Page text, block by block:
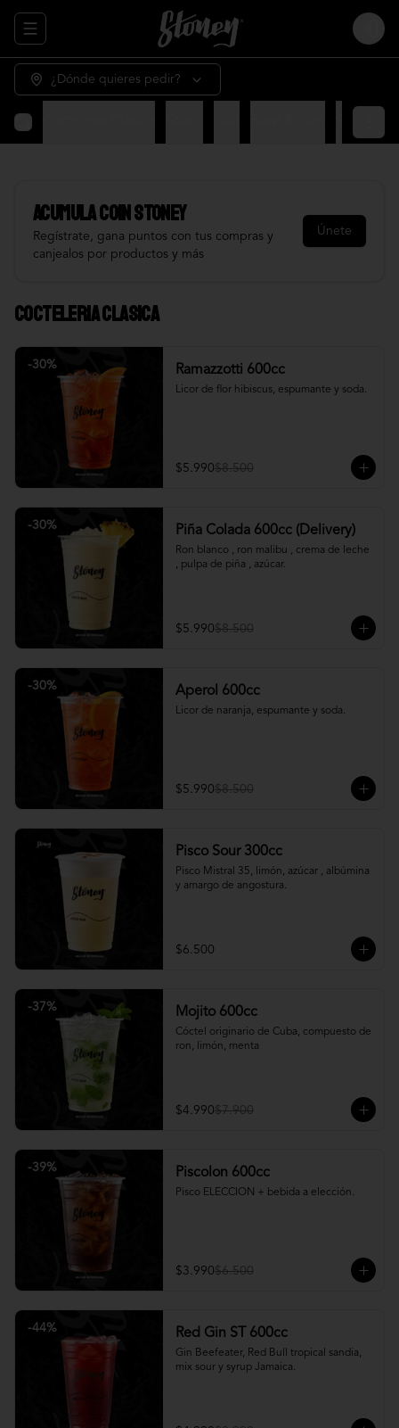
Abrir menu de navegación Login
¿Dónde quieres pedir?
AcumulaCOIN STONEY
Regístrate, gana puntos con tus compras y
canjealos por productos y más
Únete
Cocteleria Clasica
-30% Ramazzotti 600cc
Licor de flor hibiscus, espumante y soda.
$5.990$8.500
-30% Piña Colada 600cc (Delivery)
Ron blanco , ron malibu , crema de leche
, pulpa de piña , azúcar.
$5.990$8.500
-30% Aperol 600cc
Licor de naranja, espumante y soda.
$5.990$8.500
Pisco Sour 300cc
Pisco Mistral 35, limón, azúcar , albúmina
y amargo de angostura.
$6.500
-37% Mojito 600cc
Cóctel originario de Cuba, compuesto de
ron, limón, menta
$4.990$7.900
-39% Piscolon 600cc
Pisco ELECCION + bebida a elección.
$3.990$6.500
-44% Red Gin ST 600cc
Gin Beefeater, Red Bull tropical sandia,
mix sour y syrup Jamaica.